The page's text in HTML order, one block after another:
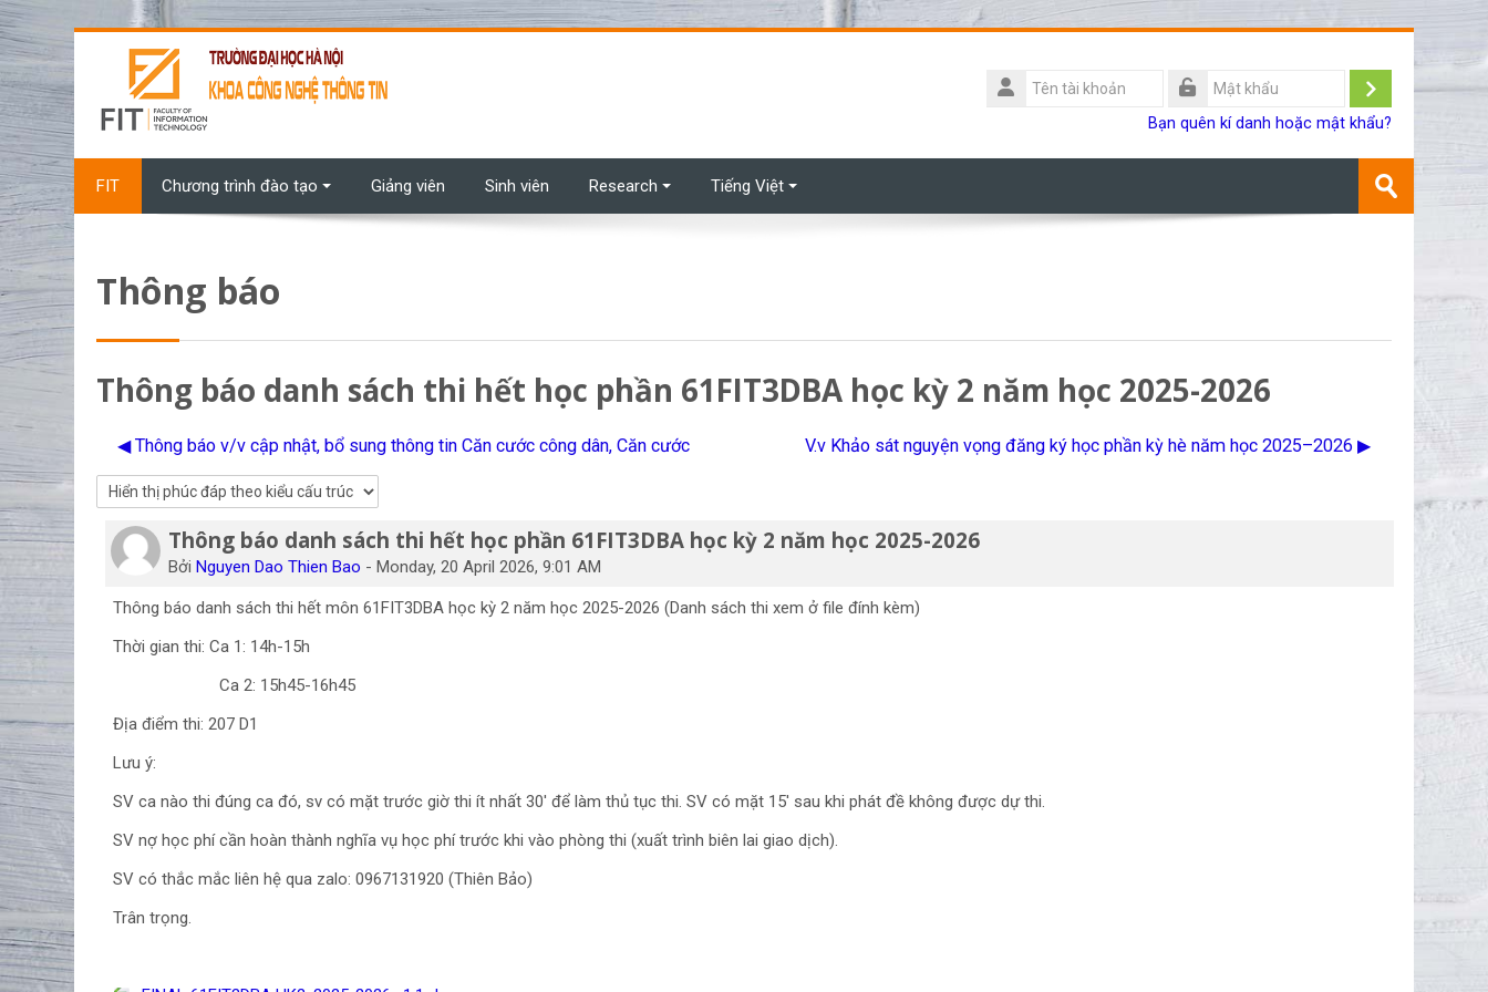
Chuyển tới nội dung chính
Tên
tài
Đăng
Bạn quên kí danh hoặc mật khẩu?
FIT Chương trình đào tạo Giảng viên Sinh viên Research Tiếng Việt
khoá
Gửi
Thông báo
Thông báo danh sách thi hết học phần 61FIT3DBA học kỳ 2 năm học 2025-2026
◀︎ Thông báo v/v cập nhật, bổ sung thông tin Căn cước công dân, Căn cước V.v Khảo sát nguyện vọng đăng ký học phần kỳ hè năm học 2025–2026 ▶︎
Thông báo danh sách thi hết học phần 61FIT3DBA học kỳ 2 năm học 2025-2026
BởiNguyen Dao Thien Bao -Monday, 20 April 2026, 9:01 AM
Số lượng các câu trả lời: 0
Thông báo danh sách thi hết môn 61FIT3DBA học kỳ 2 năm học 2025-2026 (Danh sách thi xem ở file đính kèm)
Thời gian thi: Ca 1: 14h-15h
Ca 2: 15h45-16h45
Địa điểm thi: 207 D1
Lưu ý:
SV ca nào thi đúng ca đó, sv có mặt trước giờ thi ít nhất 30' để làm thủ tục thi. SV có mặt 15' sau khi phát đề không được dự thi.
SV nợ học phí cần hoàn thành nghĩa vụ học phí trước khi vào phòng thi (xuất trình biên lai giao dịch).
SV có thắc mắc liên hệ qua zalo: 0967131920 (Thiên Bảo)
Trân trọng.